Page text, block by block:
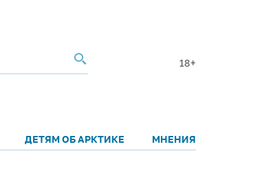
18+
ДЕТЯМ ОБ АРКТИКЕ МНЕНИЯ